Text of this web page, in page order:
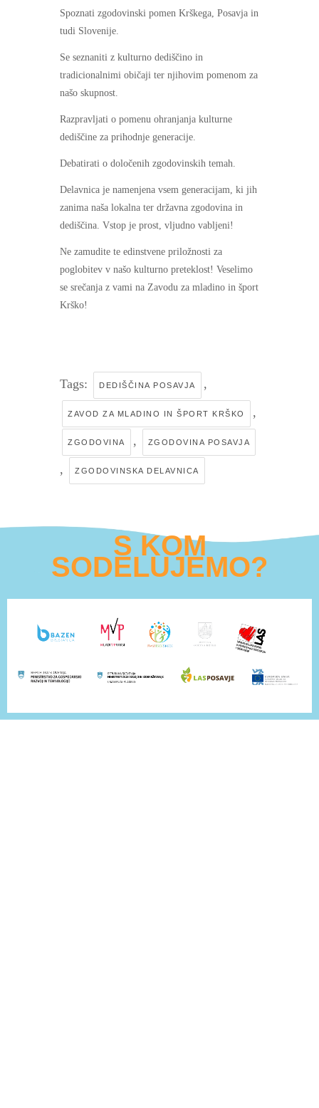
Spoznati zgodovinski pomen Krškega, Posavja in
tudi Slovenije.
Se seznaniti z kulturno dediščino in
tradicionalnimi običaji ter njihovim pomenom za
našo skupnost.
Razpravljati o pomenu ohranjanja kulturne
dediščine za prihodnje generacije.
Debatirati o določenih zgodovinskih temah.
Delavnica je namenjena vsem generacijam, ki jih
zanima naša lokalna ter državna zgodovina in
dediščina. Vstop je prost, vljudno vabljeni!
Ne zamudite te edinstvene priložnosti za
poglobitev v našo kulturno preteklost! Veselimo
se srečanja z vami na Zavodu za mladino in šport
Krško!
Tags: DEDIŠČINA POSAVJA ,
ZAVOD ZA MLADINO IN ŠPORT KRŠKO ,
ZGODOVINA , ZGODOVINA POSAVJA
, ZGODOVINSKA DELAVNICA
S KOM
SODELUJEMO?